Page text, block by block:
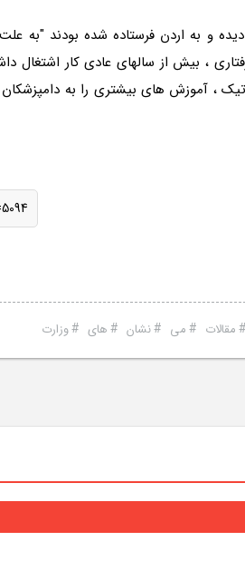
و به اردن فرستاده شده بودند "به
، بیش از سالهای عادی كار اشتغال
، آموزش های بیشتری را به دامپزشكان
#مقالات #می #نشان #های #وزارت